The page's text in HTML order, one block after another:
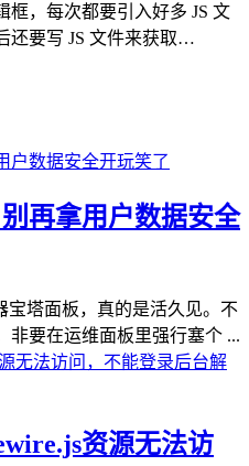
框，每次都要引入好多 JS 文
还要写 JS 文件来获取…
再拿用户数据安全
宝塔面板，真的是活久见。不
非要在运维面板里强行塞个 ...
资源无法访